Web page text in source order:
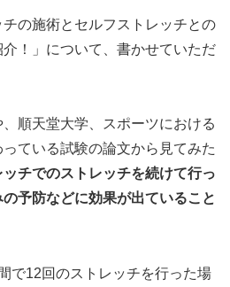
の施術とセルフストレッチとの
！」について、書かせていただ
順天堂大学、スポーツにおける
ている試験の論文から見てみた
ッチでのストレッチを続けて行っ
予防などに効果が出ていること
で12回のストレッチを行った場